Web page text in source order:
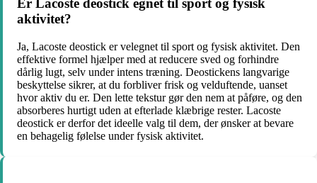
Er Lacoste deostick egnet til sport og fysisk
aktivitet?
Ja, Lacoste deostick er velegnet til sport og fysisk aktivitet. Den
effektive formel hjælper med at reducere sved og forhindre
dårlig lugt, selv under intens træning. Deostickens langvarige
beskyttelse sikrer, at du forbliver frisk og velduftende, uanset
hvor aktiv du er. Den lette tekstur gør den nem at påføre, og den
absorberes hurtigt uden at efterlade klæbrige rester. Lacoste
deostick er derfor det ideelle valg til dem, der ønsker at bevare
en behagelig følelse under fysisk aktivitet.